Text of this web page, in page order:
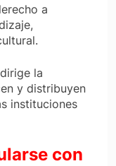
a
la
y distribuyen
instituciones
con